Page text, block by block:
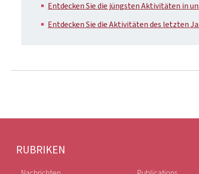
Entdecken Sie die jüngsten Aktivitäten in
Entdecken Sie die Aktivitäten des letzten
Footer
RUBRIKEN